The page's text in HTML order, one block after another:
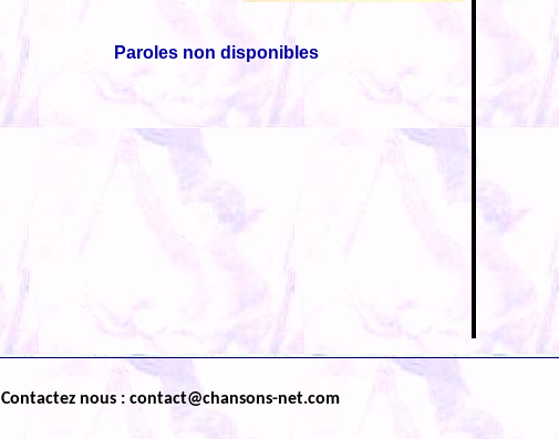
Paroles non disponibles
Contactez nous : contact@chansons-net.com